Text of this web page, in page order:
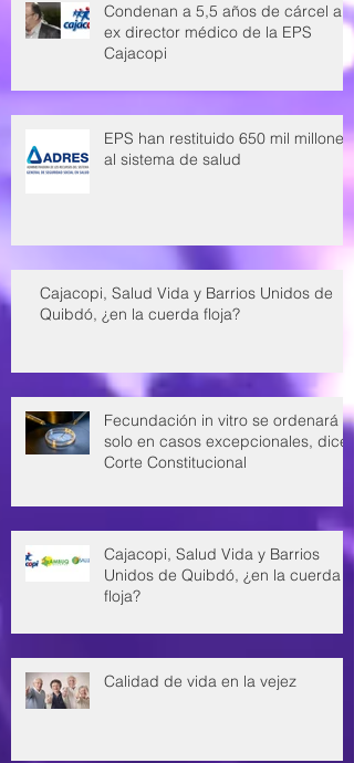
Condenan a 5,5 años de cárcel a
ex director médico de la EPS
Cajacopi
EPS han restituido 650 mil millones
al sistema de salud
Cajacopi, Salud Vida y Barrios Unidos de
Quibdó, ¿en la cuerda floja?
Fecundación in vitro se ordenará
solo en casos excepcionales, dice
Corte Constitucional
Cajacopi, Salud Vida y Barrios
Unidos de Quibdó, ¿en la cuerda
floja?
Calidad de vida en la vejez